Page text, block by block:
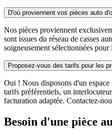
D'où proviennent vos pièces auto
Nos pièces proviennent
sont issues du réseau de casses
soigneusement sélectionnées
Proposez-vous des tarifs pour les
Oui ! Nous disposons d'un
tarifs préférentiels, un
facturation adaptée. Contactez-
Besoin d'une pièce